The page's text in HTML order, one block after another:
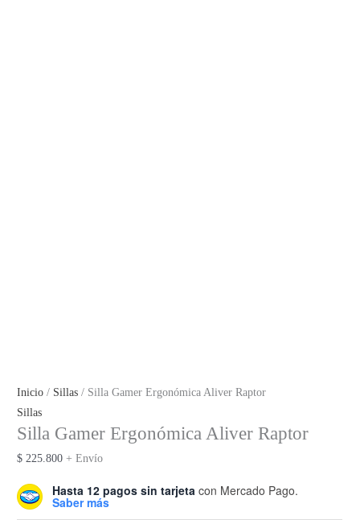
Inicio / Sillas / Silla Gamer Ergonómica Aliver Raptor
Sillas
Silla Gamer Ergonómica Aliver Raptor
$ 225.800 + Envío
Hasta 12 pagos sin tarjeta con Mercado Pago.
Saber más